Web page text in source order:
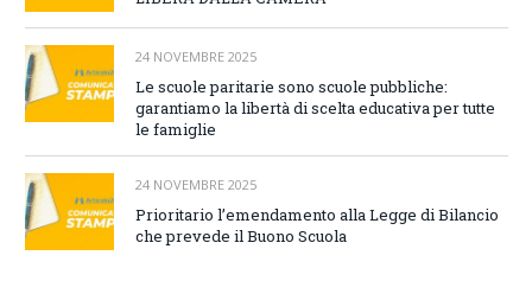
24 NOVEMBRE 2025
Le scuole paritarie sono scuole pubbliche:
garantiamo la libertà di scelta educativa per tutte
le famiglie
24 NOVEMBRE 2025
Prioritario l’emendamento alla Legge di Bilancio
che prevede il Buono Scuola